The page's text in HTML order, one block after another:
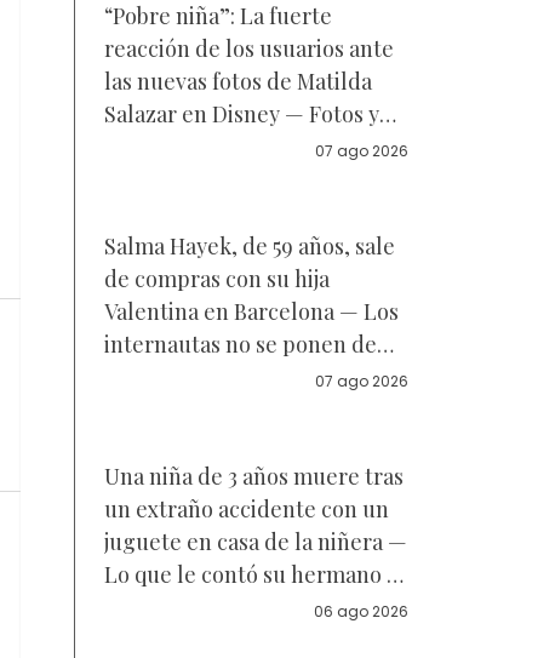
“Pobre niña”: La fuerte
reacción de los usuarios ante
las nuevas fotos de Matilda
Salazar en Disney — Fotos y
07 ago 2026
Salma Hayek, de 59 años, sale
de compras con su hija
Valentina en Barcelona — Los
internautas no se ponen de
acuerdo sobre a quién se07 ago 2026
Una niña de 3 años muere tras
un extraño accidente con un
juguete en casa de la niñera —
Lo que le contó su hermano a
06 ago 2026